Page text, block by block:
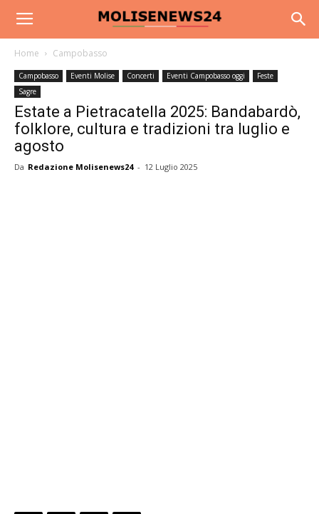
Home Campobasso
Campobasso Eventi Molise Concerti Eventi Campobasso oggi
Feste
Sagre
Estate a Pietracatella 2025: Bandabardò,
folklore, cultura e tradizioni tra luglio e
agosto
Da Redazione Molisenews24 - 12 Luglio 2025